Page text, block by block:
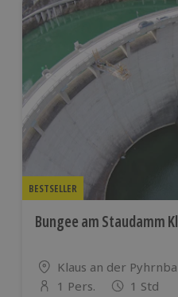
BESTSELLER
Bungee am Staudamm
Standort
Klaus an der
1 Pers. 1 Std